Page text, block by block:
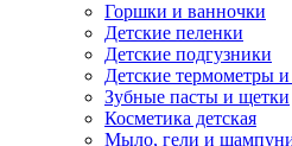
Горшки и ванночки
Детские пеленки
Детские подгузники
Детские термометры
Зубные пасты и щетки
Косметика детская
Мыло, гели и